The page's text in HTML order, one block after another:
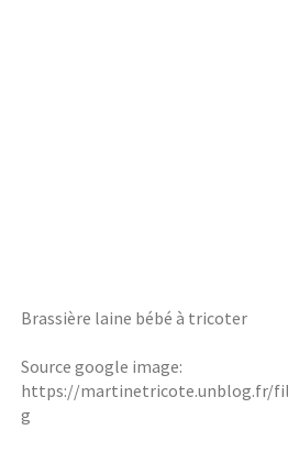
Brassière laine bébé à tricoter
Source google image:
https://martinetricote.unblog.fr/
g